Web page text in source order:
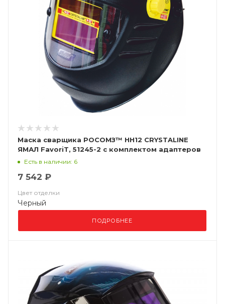
Маска сварщика РОСОМЗ™ НН12 CRYSTALINE
ЯМАЛ FavoriT, 51245-2 с комплектом адаптеров
Есть в наличии: 6
7 542 ₽
Цвет отделки
Черный
ПОДРОБНЕЕ